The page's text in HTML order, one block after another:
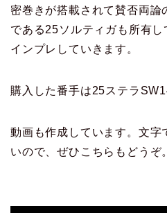
密巻きが搭載されて賛否両
である25ソルティガも所有
インプレしていきます。
購入した番手は25ステラ
動画も作成しています。文字
いので、ぜひこちらもどうぞ。